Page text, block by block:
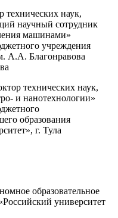
технических наук,
научный сотрудник
машинами»
учреждения
А.А. Благонравова
технических наук,
и нанотехнологии»
образования
г. Тула
образовательное
университет